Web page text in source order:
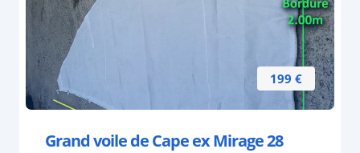
199 €
Grand voile de Cape ex Mirage 28